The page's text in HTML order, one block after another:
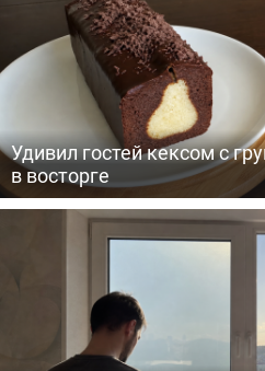
Удивил гостей кексом с
в восторге